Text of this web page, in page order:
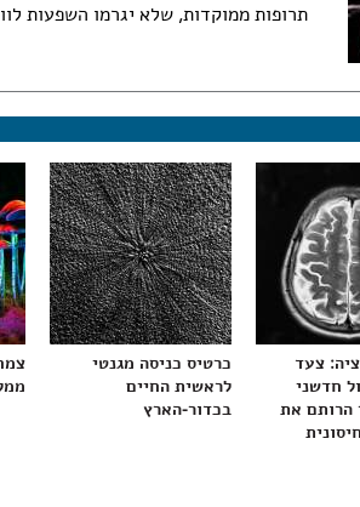
תרופות ממוקדות, שלא יגרמו השפעות
צעד
חדשני
הרותם את
כרטיס כניסה מגנטי
לראשית החיים
בכדור-הארץ